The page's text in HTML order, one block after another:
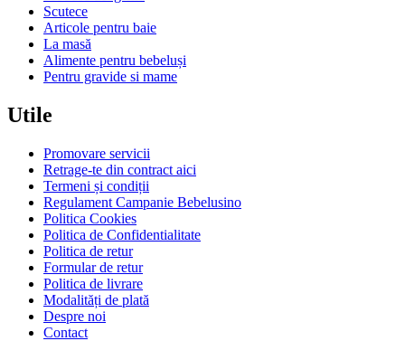
Scutece
Articole pentru baie
La masă
Alimente pentru bebeluși
Pentru gravide si mame
Utile
Promovare servicii
Retrage-te din contract aici
Termeni și condiții
Regulament Campanie Bebelusino
Politica Cookies
Politica de Confidentialitate
Politica de retur
Formular de retur
Politica de livrare
Modalități de plată
Despre noi
Contact